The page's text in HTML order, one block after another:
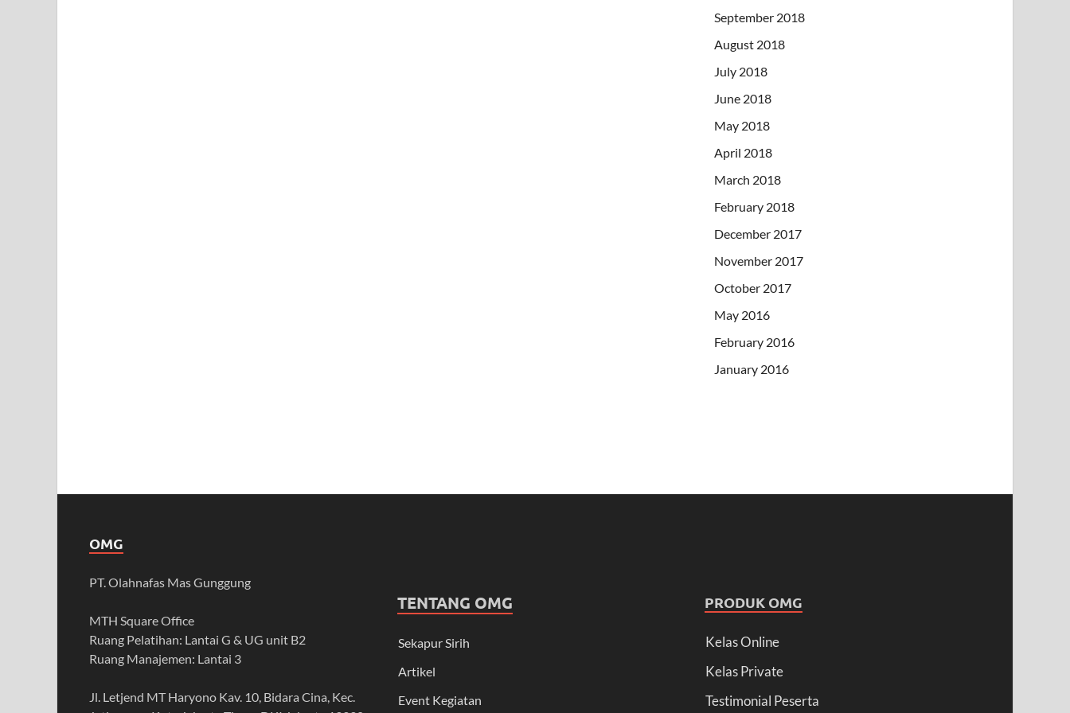
September 2018
August 2018
July 2018
June 2018
May 2018
April 2018
March 2018
February 2018
December 2017
November 2017
October 2017
May 2016
February 2016
January 2016
OMG
PT. Olahnafas Mas Gunggung
MTH Square Office
Ruang Pelatihan: Lantai G & UG unit B2
Ruang Manajemen: Lantai 3
Jl. Letjend MT Haryono Kav. 10, Bidara Cina, Kec.
TENTANG OMG
Sekapur Sirih
Artikel
Event Kegiatan
PRODUK OMG
Kelas Online
Kelas Private
Testimonial Peserta